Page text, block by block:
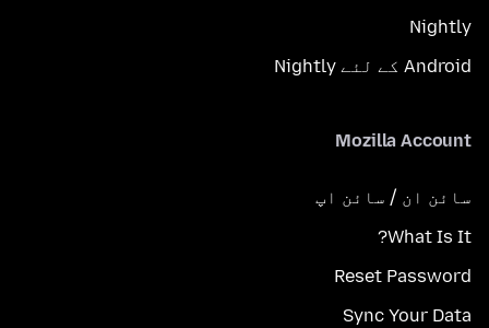
Nightly
Android کے لئے Nightly
Mozilla Account
سائن ان / سائن اپ
What Is It?
Reset Password
Sync Your Data